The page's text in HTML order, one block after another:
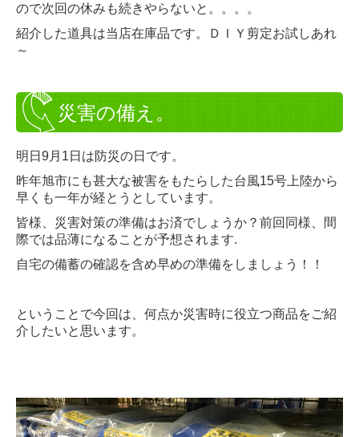
ので次回の休みも続きやらないと。。。。
紹介した道具は当店在庫品です。ＤＩＹ剪定お試しあれ
～
災害の備え。
明日9月1日は防災の日です。
昨年旭市にも甚大な被害をもたらした台風15号上陸から
早くも一年が経とうとしています。
皆様、災害対策の準備はお済でしょうか？前回同様、間
際では品薄になることが予想されます.
自宅の備蓄の確認を含め早めの準備をしましょう！！
ということで今回は、何点か災害時に役立つ商品をご紹
介したいと思います。